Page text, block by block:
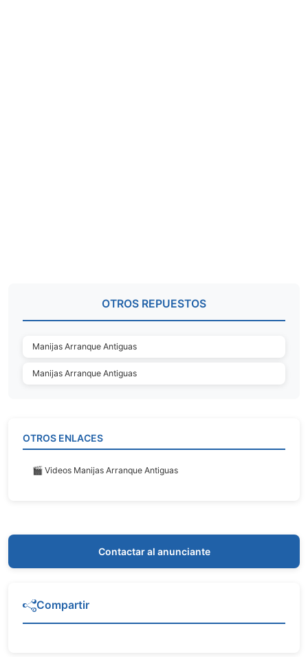
OTROS REPUESTOS
Manijas Arranque Antiguas
Manijas Arranque Antiguas
OTROS ENLACES
🎬 Videos Manijas Arranque Antiguas
Contactar al anunciante
Compartir